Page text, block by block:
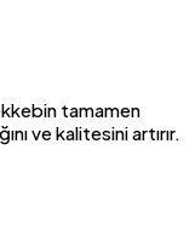
tamamen
ve kalitesini artırır.